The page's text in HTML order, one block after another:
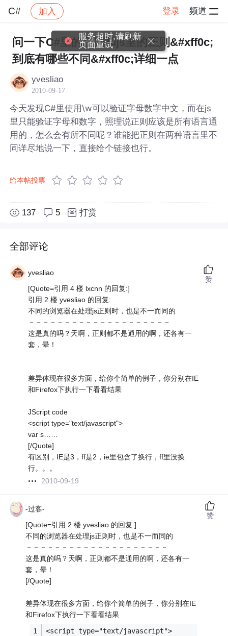
C# 加入 登录 频道
社区 C# 帖子详情
问一下C#里的正则和js里的正则&#xff0c;
到底有哪些不同&#xff0c;详细一点
yvesliao
2010-09-17
今天发现C#里使用\w可以验证字母数字中文，而在js
里只能验证字母和数字，照理说正则应该是所有语言通
用的，怎么会有所不同呢？谁能把正则在两种语言里不
同详尽地说一下，直接给个链接也行。
给本帖投票
137 5 打赏
全部评论
yvesliao
[Quote=引用 4 楼 lxcnn 的回复:]
引用 2 楼 yvesliao 的回复:
不同的浏览器在处理js正则时，也是不一而同的
－－－－－－－－－－－－－－－－－－－－
这是真的吗？天啊，正则都不是通用的啊，还各有一
套，晕！
差异体现在很多方面，给你个简单的例子，你分别在IE
和Firefox下执行一下看看结果
JScript code
<script type="text/javascript">
var s……
[/Quote]
有区别，IE是3，ff是2，ie里包含了换行，ff里没换
行。。。
2010-09-19
赞
-过客-
[Quote=引用 2 楼 yvesliao 的回复:]
不同的浏览器在处理js正则时，也是不一而同的
－－－－－－－－－－－－－－－－－－－－
这是真的吗？天啊，正则都不是通用的啊，还各有一
套，晕！
[/Quote]
差异体现在很多方面，给你个简单的例子，你分别在IE
和Firefox下执行一下看看结果
<script type="text/javascript">
赞
服务超时,请刷新
页面重试